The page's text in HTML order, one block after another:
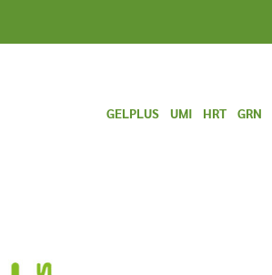
GELPLUS UMI HRT GRN